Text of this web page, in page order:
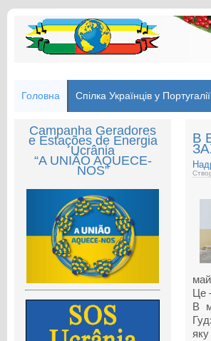
Головна Спілка Українців у Португалії
Campanha Geradores
e Estações de Energia
Ucrânia
“A UNIÃO AQUECE-
NOS”
В
Це
В